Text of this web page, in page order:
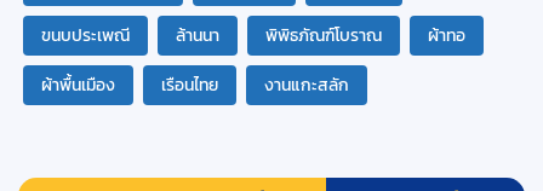
ขนบประเพณี
ล้านนา พิพิธภัณฑ์โบราณ
ผ้าทอ
ผ้าพื้นเมือง
เรือนไทย งานแกะสลัก